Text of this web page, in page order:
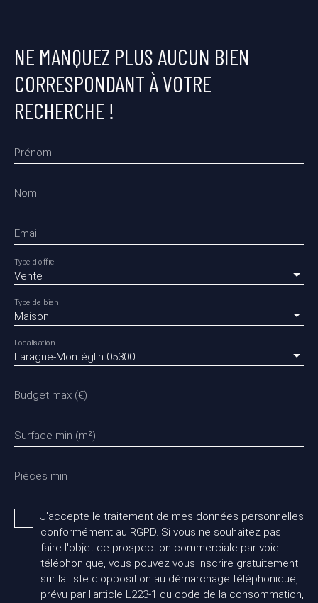
NE MANQUEZ PLUS AUCUN BIEN
CORRESPONDANT À VOTRE
RECHERCHE !
Prénom
Nom
Email
Vente
Type d'offre
Maison
Type de bien
Laragne-Montéglin 05300
Localisation
Budget max (€)
Surface min (m²)
Pièces min
J'accepte le traitement de mes données personnelles
conformément au RGPD. Si vous ne souhaitez pas
faire l'objet de prospection commerciale par voie
téléphonique, vous pouvez vous inscrire gratuitement
sur la liste d'opposition au démarchage téléphonique,
prévu par l'article L223-1 du code de la consommation,